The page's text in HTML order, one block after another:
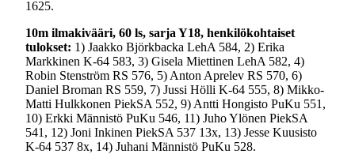
1625.
10m ilmakivääri, 60 ls, sarja Y18, henkilökohtaiset
tulokset: 1) Jaakko Björkbacka LehA 584, 2) Erika
Markkinen K-64 583, 3) Gisela Miettinen LehA 582, 4)
Robin Stenström RS 576, 5) Anton Aprelev RS 570, 6)
Daniel Broman RS 559, 7) Jussi Hölli K-64 555, 8) Mikko-
Matti Hulkkonen PiekSA 552, 9) Antti Hongisto PuKu 551,
10) Erkki Männistö PuKu 546, 11) Juho Ylönen PiekSA
541, 12) Joni Inkinen PiekSA 537 13x, 13) Jesse Kuusisto
K-64 537 8x, 14) Juhani Männistö PuKu 528.